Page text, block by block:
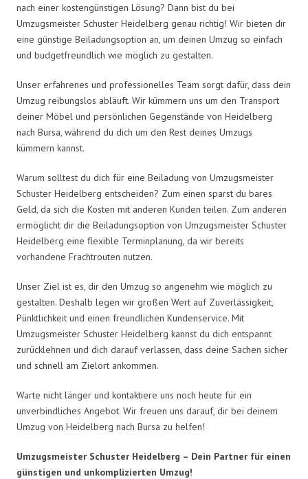
nach einer kostengünstigen Lösung? Dann bist du bei
Umzugsmeister Schuster Heidelberg genau richtig! Wir bieten dir
eine günstige Beiladungsoption an, um deinen Umzug so einfach
und budgetfreundlich wie möglich zu gestalten.
Unser erfahrenes und professionelles Team sorgt dafür, dass dein
Umzug reibungslos abläuft. Wir kümmern uns um den Transport
deiner Möbel und persönlichen Gegenstände von Heidelberg
nach Bursa, während du dich um den Rest deines Umzugs
kümmern kannst.
Warum solltest du dich für eine Beiladung von Umzugsmeister
Schuster Heidelberg entscheiden? Zum einen sparst du bares
Geld, da sich die Kosten mit anderen Kunden teilen. Zum anderen
ermöglicht dir die Beiladungsoption von Umzugsmeister Schuster
Heidelberg eine flexible Terminplanung, da wir bereits
vorhandene Frachtrouten nutzen.
Unser Ziel ist es, dir den Umzug so angenehm wie möglich zu
gestalten. Deshalb legen wir großen Wert auf Zuverlässigkeit,
Pünktlichkeit und einen freundlichen Kundenservice. Mit
Umzugsmeister Schuster Heidelberg kannst du dich entspannt
zurücklehnen und dich darauf verlassen, dass deine Sachen sicher
und schnell am Zielort ankommen.
Warte nicht länger und kontaktiere uns noch heute für ein
unverbindliches Angebot. Wir freuen uns darauf, dir bei deinem
Umzug von Heidelberg nach Bursa zu helfen!
Umzugsmeister Schuster Heidelberg – Dein Partner für einen
günstigen und unkomplizierten Umzug!